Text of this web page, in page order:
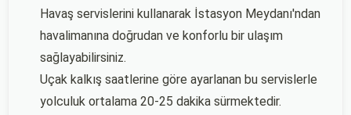
Havaş servislerini kullanarak İstasyon Meydanı'ndan
havalimanına doğrudan ve konforlu bir ulaşım
sağlayabilirsiniz.
Uçak kalkış saatlerine göre ayarlanan bu servislerle
yolculuk ortalama 20-25 dakika sürmektedir.